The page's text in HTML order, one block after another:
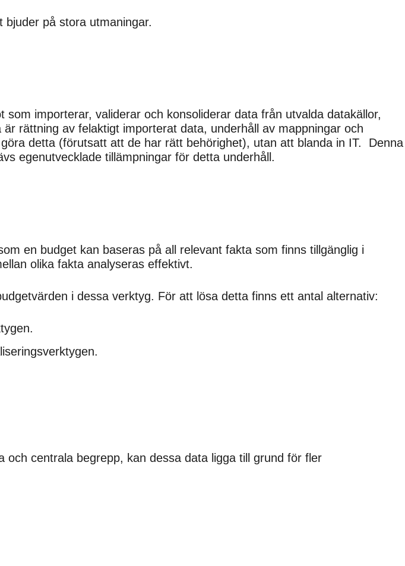
på stora utmaningar.
importerar, validerar och konsoliderar data från utvalda datakällor,
rättning av felaktigt importerat data, underhåll av mappningar och
detta (förutsatt att de har rätt behörighet), utan att blanda in IT. Denna
egenutvecklade tillämpningar för detta underhåll.
en budget kan baseras på all relevant fakta som finns tillgänglig i
olika fakta analyseras effektivt.
i dessa verktyg. För att lösa detta finns ett antal alternativ:
centrala begrepp, kan dessa data ligga till grund för fler